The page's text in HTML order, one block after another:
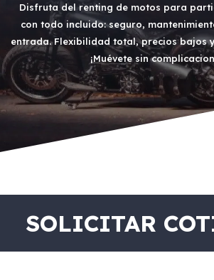
Disfruta del renting de motos para
con todo incluido: seguro,
entrada. Flexibilidad total, precios bajos
¡Muévete sin
SOLICITAR